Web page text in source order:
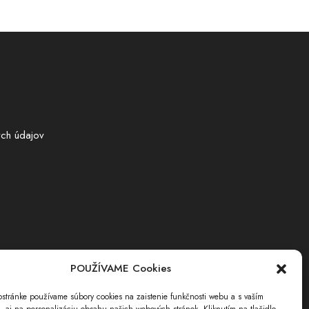
POUŽÍVAME Cookies
používame súbory cookies na zaistenie funkčnosti webu a s vaším
údajov